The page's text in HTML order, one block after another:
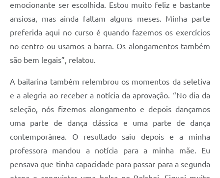
emocionante ser escolhida. Estou muito feliz e bastante
ansiosa, mas ainda faltam alguns meses. Minha parte
preferida aqui no curso é quando fazemos os exercícios
no centro ou usamos a barra. Os alongamentos também
são bem legais”, relatou.
A bailarina também relembrou os momentos da seletiva
e a alegria ao receber a notícia da aprovação. “No dia da
seleção, nós fizemos alongamento e depois dançamos
uma parte de dança clássica e uma parte de dança
contemporânea. O resultado saiu depois e a minha
professora mandou a notícia para a minha mãe. Eu
pensava que tinha capacidade para passar para a segunda